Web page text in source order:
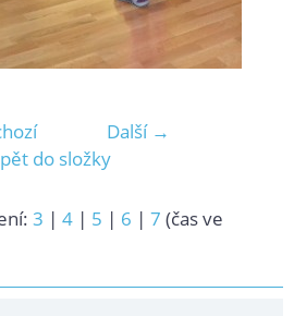
Další →
do složky
3 | 4 | 5 | 6 | 7 (čas ve